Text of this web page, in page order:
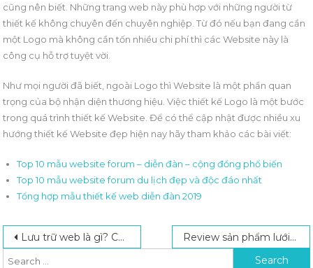
cũng nên biết. Những trang web này phù hợp với những người từ
thiết kế không chuyên đến chuyên nghiệp. Từ đó nếu bạn đang cần
một Logo mà không cần tốn nhiều chi phí thì các Website này là
công cụ hỗ trợ tuyệt vời.
Như mọi người đã biết, ngoài Logo thì Website là một phần quan
trọng của bộ nhận diện thương hiệu. Việc thiết kế Logo là một bước
trong quá trình thiết kế Website. Để có thể cập nhật được nhiều xu
hướng thiết kế Website đẹp hiện nay hãy tham khảo các bài viết:
Top 10 mẫu website forum – diễn đàn – cộng đồng phổ biến
Top 10 mẫu website forum du lịch đẹp và độc đáo nhất
Tổng hợp mẫu thiết kế web diễn đàn 2019
Post navigation
Lưu trữ web là gì? Có các loại dịch vụ lưu trữ web nào? Review sản phẩm lưới chất lượng tại công ty Hsia Cheng
Search for: